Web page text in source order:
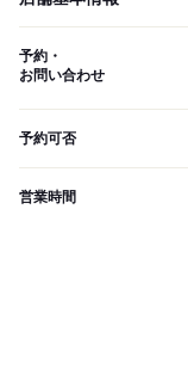
予約・
お問い合わせ
予約可否
営業時間